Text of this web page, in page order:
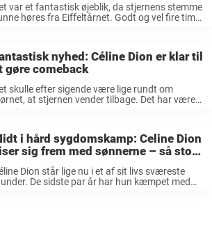
var et fantastisk øjeblik, da stjernens stemme
høres fra Eiffeltårnet. Godt og vel fire timer
nyhed: Céline Dion er klar til
gøre comeback
skulle efter sigende være lige rundt om
at stjernen vender tilbage. Det har været
i hård sygdomskamp: Celine Dion
sig frem med sønnerne – så store
er de blevet
Dion står lige nu i et af sit livs sværeste
De sidste par år har hun kæmpet med